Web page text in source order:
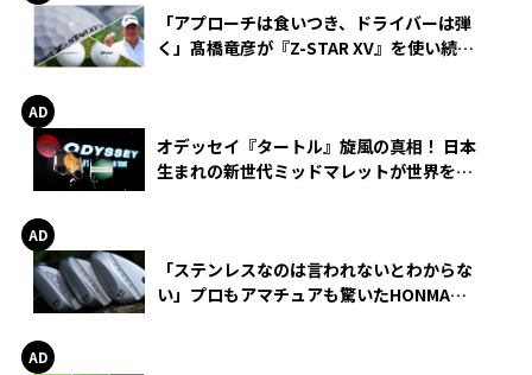
「アプローチは食いつき、ドライバーは弾
く」髙橋竜彦が『Z-STAR XV』を使い続け
オデッセイ『タートル』旋風の真相！ 日本
生まれの新世代ミッドマレットが世界を席
「ステンレスなのは言われないとわからな
い」プロもアマチュアも驚いたHONMA